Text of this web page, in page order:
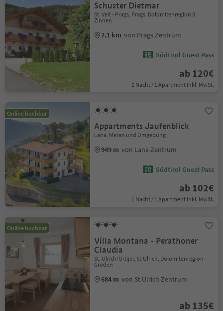
Schuster Dietmar
St. Veit - Prags, Prags, Dolomitenregion 3
Zinnen
2.1 km von Prags Zentrum
Südtirol Guest Pass
ab 120€
1 Nacht / 1 Apartment Inkl. MwSt.
Online buchbar
Appartments Jaufenblick
Lana, Meran und Umgebung
949 m von Lana Zentrum
Südtirol Guest Pass
ab 102€
1 Nacht / 1 Apartment Inkl. MwSt.
Online buchbar
Villa Montana - Perathoner
Claudia
St. Ulrich/Urtijëi, St.Ulrich, Dolomitenregion
Gröden
684 m von St.Ulrich Zentrum
ab 135€